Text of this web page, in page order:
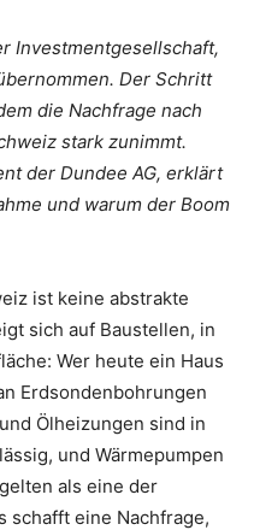
Investmentgesellschaft,
Der Schritt
die Nachfrage nach
stark zunimmt.
der Dundee AG, erklärt
und warum der Boom
ist keine abstrakte
sich auf Baustellen, in
Wer heute ein Haus
Erdsondenbohrungen
Ölheizungen sind in
und Wärmepumpen
als eine der
schafft eine Nachfrage,